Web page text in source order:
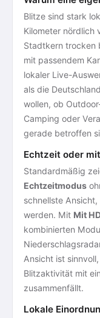
Blitze sind stark
Kilometer nördlich
Stadtkern trocken
mit passendem
lokaler Live-
als die
wollen, ob
Camping oder
gerade betroffen
Echtzeit oder
Standardmäßig
Echtzeitmodus
schnellste
werden. Mit Mit
kombinierten
Ansicht ist
Blitzaktivität mit
zusammenfällt.
Lokale